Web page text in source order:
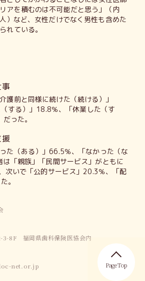
アを積むのは不可能だと思う」（内
）など、女性だけでなく男性も含めた
れている。
護前と同様に続けた（続ける）」
する）」18.8％、「休業した（す
った。
た（ある）」66.5％、「なかった（な
は「親族」「民間サービス」がともに
次いで「公的サービス」20.3％、「配
。
3-8F 福岡県歯科保険医協会内
net.or.jp
Page Top